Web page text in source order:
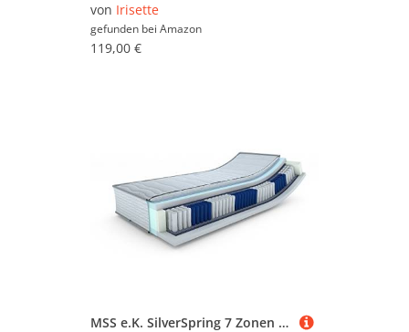
von Irisette
gefunden bei Amazon
119,00 €
MSS e.K. SilverSpring 7 Zonen Taschenfederkernmatratze Premium 90 x 200 cm H3 / Kaltschaum mit Premium SilverCare Bezug inkl. Steppung, Sommer und Winterseite waschbar bis 60 °C